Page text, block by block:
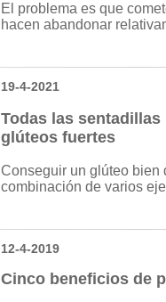
El problema es que
hacen abandonar
19-4-2021
Todas las
glúteos fuertes
Conseguir un glúteo bien
combinación de varios
12-4-2019
Cinco beneficios de